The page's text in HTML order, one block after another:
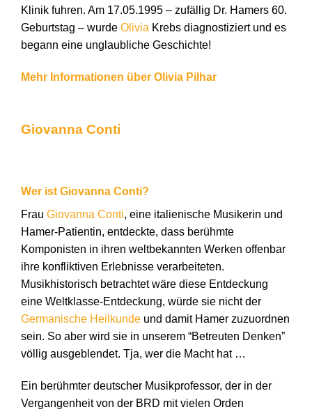
Klinik fuhren. Am 17.05.1995 – zufällig Dr. Hamers 60.
Geburtstag – wurde Olivia Krebs diagnostiziert und es
begann eine unglaubliche Geschichte!
Mehr Informationen über Olivia Pilhar
Giovanna Conti
Wer ist Giovanna Conti?
Frau Giovanna Conti, eine italienische Musikerin und
Hamer-Patientin, entdeckte, dass berühmte
Komponisten in ihren weltbekannten Werken offenbar
ihre konfliktiven Erlebnisse verarbeiteten.
Musikhistorisch betrachtet wäre diese Entdeckung
eine Weltklasse-Entdeckung, würde sie nicht der
Germanische Heilkunde und damit Hamer zuzuordnen
sein. So aber wird sie in unserem “Betreuten Denken”
völlig ausgeblendet. Tja, wer die Macht hat …
Ein berühmter deutscher Musikprofessor, der in der
Vergangenheit von der BRD mit vielen Orden